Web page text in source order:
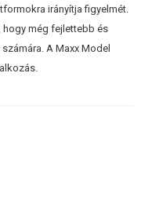
irányítja figyelmét.
hogy még fejlettebb és
A Maxx Model